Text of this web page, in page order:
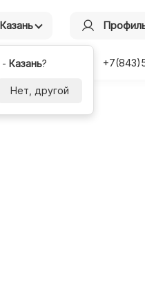
Казань
- Казань?
Нет, другой